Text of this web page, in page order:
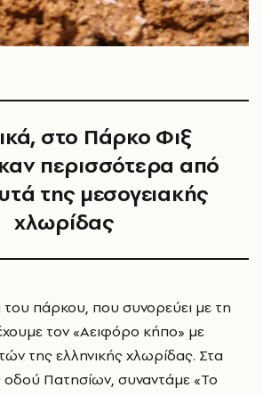
στο Πάρκο Φιξ
περισσότερα από
της μεσογειακής
χλωρίδας
τον «Αειφόρο κήπο» με
της ελληνικής χλωρίδας. Στα
οδού Πατησίων, συναντάμε «Το